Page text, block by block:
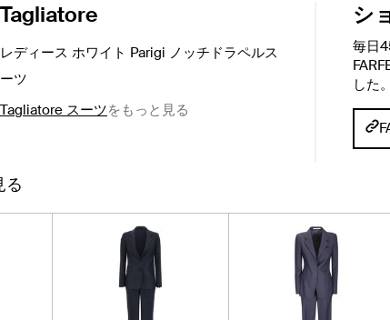
Tagliatore
レディース ホワイト Parigi ノッチドラペルス
ーツ
Tagliatore スーツをもっと見る
シ
毎日
した。
る